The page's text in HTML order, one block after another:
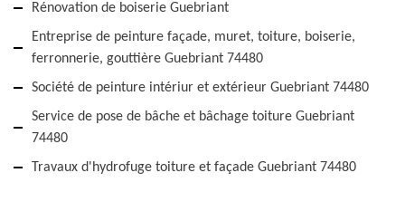
Rénovation de boiserie Guebriant
Entreprise de peinture façade, muret, toiture, boiserie,
ferronnerie, gouttière Guebriant 74480
Société de peinture intériur et extérieur Guebriant 74480
Service de pose de bâche et bâchage toiture Guebriant
74480
Travaux d'hydrofuge toiture et façade Guebriant 74480